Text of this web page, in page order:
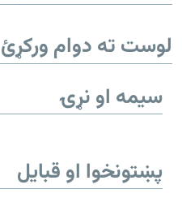
لوست ته دوام ورکړئ
سیمه او نړۍ
پښتونخوا او قبایل